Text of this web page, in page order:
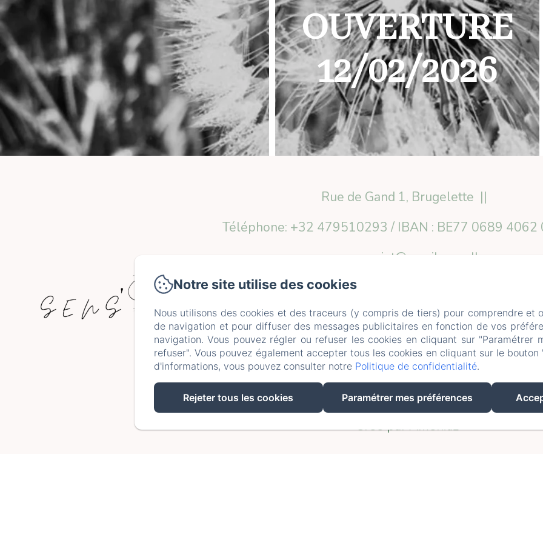
OUVERTURE
12/02/2026
Rue de Gand 1, Brugelette
Téléphone: +32 479510293 / IBAN : BE77 0689 4062
sensuprojet@gmail.com
Accueil
Politique de confidentialité
Informations
Informations sur les cookies
EN FR NL
Créé par Amenitiz
Notre site utilise des cookies
Nous utilisons des cookies et des traceurs (y compris de tiers) pour comprendre et
de navigation et pour diffuser des messages publicitaires en fonction de vos
navigation. Vous pouvez régler ou refuser les cookies en cliquant sur "Paramétrer
refuser". Vous pouvez également accepter tous les cookies en cliquant sur le
d'informations, vous pouvez consulter notre Politique de confidentialité.
Rejeter tous les cookies Paramétrer mes préférences